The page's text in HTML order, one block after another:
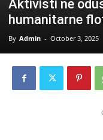
Aktivisti ne
humanitarne
By Admin - October 3, 2025